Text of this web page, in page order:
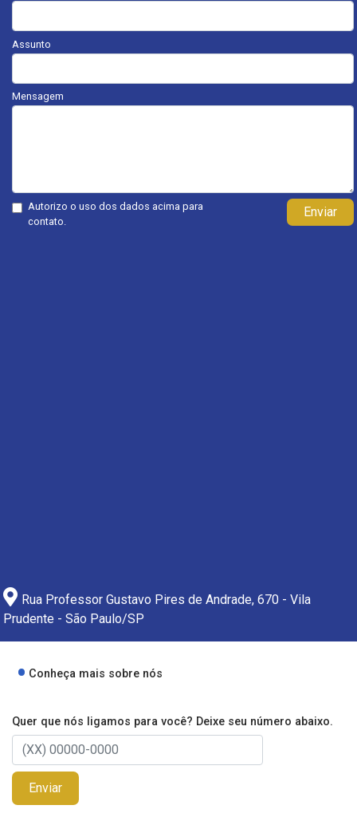
Assunto
Mensagem
Autorizo o uso dos dados acima para
contato.
Enviar
Rua Professor Gustavo Pires de Andrade, 670 - Vila
Prudente - São Paulo/SP
Conheça mais sobre nós
Quer que nós ligamos para você? Deixe seu número abaixo.
Enviar